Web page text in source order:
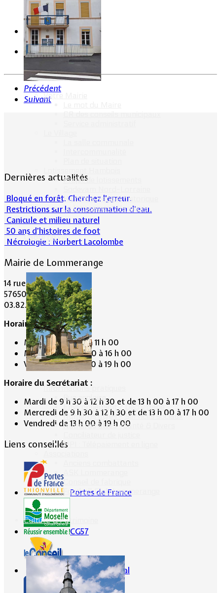
Votre Mairie
Projet de lotissements
Hambois, rappel historique
Le lotissement Hambois
Cadre de vie
Informations pratiques
Bus scolaire
Environnement / Déchetterie
Numéros utiles - Services sociaux
Numéros utiles -Santé & Divers
TIPI : Télépaiement en ligne
ASK Lommerange
Conseil de fabrique
Football Club Lommerange
Culture & Patrimoine
Précédent
Suivant
Dernières actualités
Bloqué en forêt. Cherchez l’erreur.
Restrictions sur la consommation d'eau.
Canicule et milieu naturel
50 ans d’histoires de foot
Nécrologie : Norbert Lacolombe
Mairie de Lommerange
14 rue Maréchal Joffre
57650 LOMMERANGE
03.82.84.81.48
Horaire de la Mairie:
Mardi de 10 h 00 à 11 h 00
Mercredi de 14 h 00 à 16 h 00
Vendredi de 17 h 00 à 19 h 00
Horaire du Secrétariat :
Mardi de 9 h 30 à 12 h 30 et de 13 h 00 à 17 h 00
Mercredi de 9 h 30 à 12 h 30 et de 13 h 00 à 17 h 00
Vendredi de 13 h 00 à 19 h 00
Liens conseillés
Portes de France
CG57
Conseil Régional